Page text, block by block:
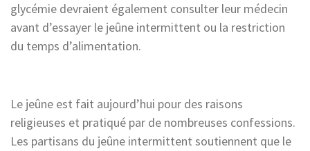
glycémie devraient également consulter leur médecin
avant d’essayer le jeûne intermittent ou la restriction
du temps d’alimentation.
Le jeûne est fait aujourd’hui pour des raisons
religieuses et pratiqué par de nombreuses confessions.
Les partisans du jeûne intermittent soutiennent que le